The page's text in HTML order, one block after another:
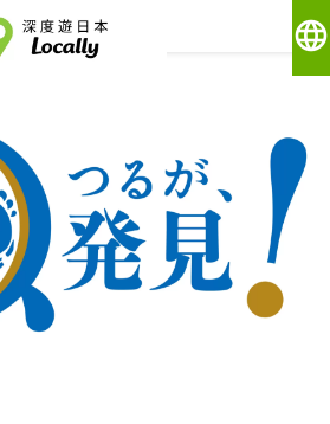
language